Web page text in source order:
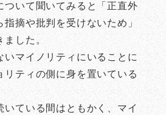
ついて聞いてみると「正直外
指摘や批判を受けないため」
ました。
いマイノリティにいることに
リティの側に身を置いている
いている間はともかく、マイ